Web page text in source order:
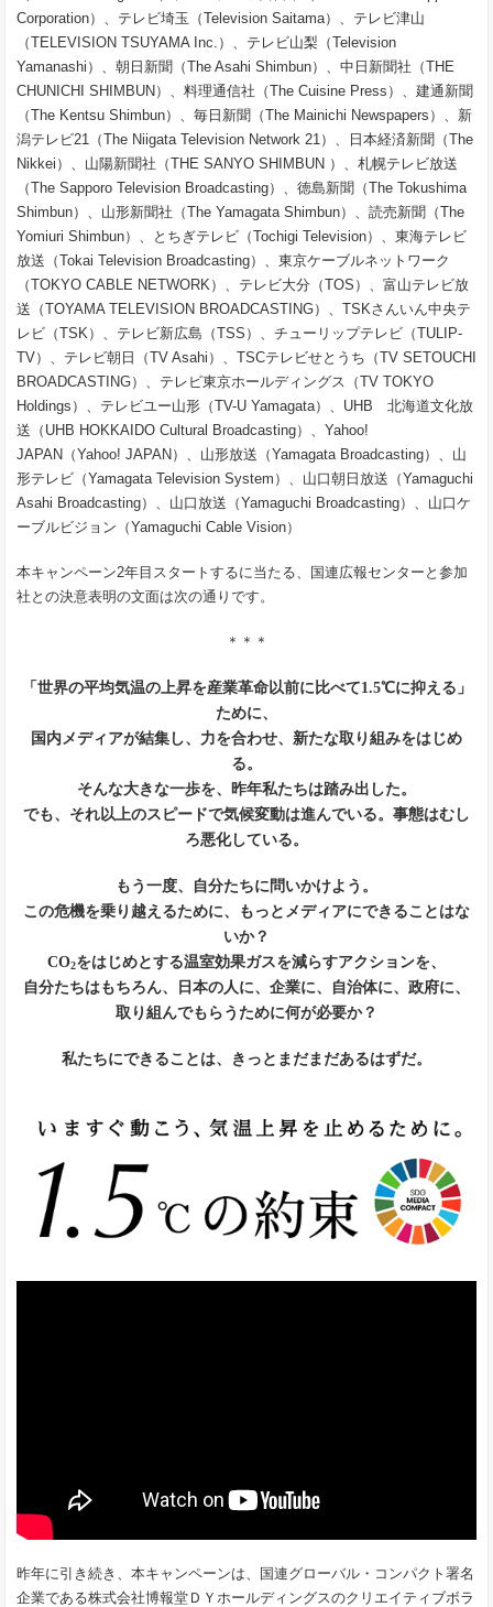
Corporation）、テレビ埼玉（Television Saitama）、テレビ津山
（TELEVISION TSUYAMA Inc.）、テレビ山梨（Television
Yamanashi）、朝日新聞（The Asahi Shimbun）、中日新聞社（THE
CHUNICHI SHIMBUN）、料理通信社（The Cuisine Press）、建通新聞
（The Kentsu Shimbun）、毎日新聞（The Mainichi Newspapers）、新
潟テレビ21（The Niigata Television Network 21）、日本経済新聞（The
Nikkei）、山陽新聞社（THE SANYO SHIMBUN ）、札幌テレビ放送
（The Sapporo Television Broadcasting）、徳島新聞（The Tokushima
Shimbun）、山形新聞社（The Yamagata Shimbun）、読売新聞（The
Yomiuri Shimbun）、とちぎテレビ（Tochigi Television）、東海テレビ
放送（Tokai Television Broadcasting）、東京ケーブルネットワーク
（TOKYO CABLE NETWORK）、テレビ大分（TOS）、富山テレビ放
送（TOYAMA TELEVISION BROADCASTING）、TSKさんいん中央テ
レビ（TSK）、テレビ新広島（TSS）、チューリップテレビ（TULIP-
TV）、テレビ朝日（TV Asahi）、TSCテレビせとうち（TV SETOUCHI
BROADCASTING）、テレビ東京ホールディングス（TV TOKYO
Holdings）、テレビユー山形（TV-U Yamagata）、UHB 北海道文化放
送（UHB HOKKAIDO Cultural Broadcasting）、Yahoo!
JAPAN（Yahoo! JAPAN）、山形放送（Yamagata Broadcasting）、山
形テレビ（Yamagata Television System）、山口朝日放送（Yamaguchi
Asahi Broadcasting）、山口放送（Yamaguchi Broadcasting）、山口ケ
ーブルビジョン（Yamaguchi Cable Vision）
本キャンペーン2年目スタートするに当たる、国連広報センターと参加
社との決意表明の文面は次の通りです。
＊＊＊
「世界の平均気温の上昇を産業革命以前に比べて1.5℃に抑える」
ために、
国内メディアが結集し、力を合わせ、新たな取り組みをはじめ
る。
そんな大きな一歩を、昨年私たちは踏み出した。
でも、それ以上のスピードで気候変動は進んでいる。事態はむし
ろ悪化している。
もう一度、自分たちに問いかけよう。
この危機を乗り越えるために、もっとメディアにできることはな
いか？
CO2をはじめとする温室効果ガスを減らすアクションを、
自分たちはもちろん、日本の人に、企業に、自治体に、政府に、
取り組んでもらうために何が必要か？
私たちにできることは、きっとまだまだあるはずだ。
昨年に引き続き、本キャンペーンは、国連グローバル・コンパクト署名
企業である株式会社博報堂ＤＹホールディングスのクリエイティブボラ